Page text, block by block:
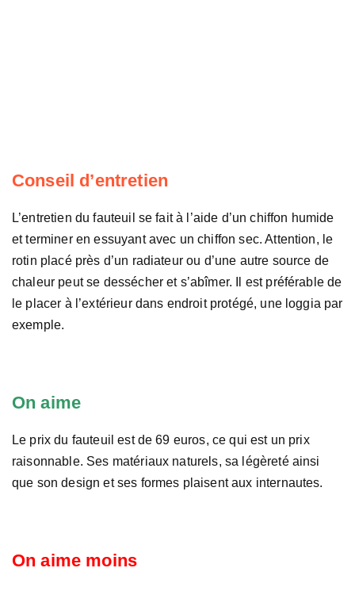
Conseil d’entretien
L’entretien du fauteuil se fait à l’aide d’un chiffon humide
et terminer en essuyant avec un chiffon sec. Attention, le
rotin placé près d’un radiateur ou d’une autre source de
chaleur peut se dessécher et s’abîmer. Il est préférable de
le placer à l’extérieur dans endroit protégé, une loggia par
exemple.
On aime
Le prix du fauteuil est de 69 euros, ce qui est un prix
raisonnable. Ses matériaux naturels, sa légèreté ainsi
que son design et ses formes plaisent aux internautes.
On aime moins